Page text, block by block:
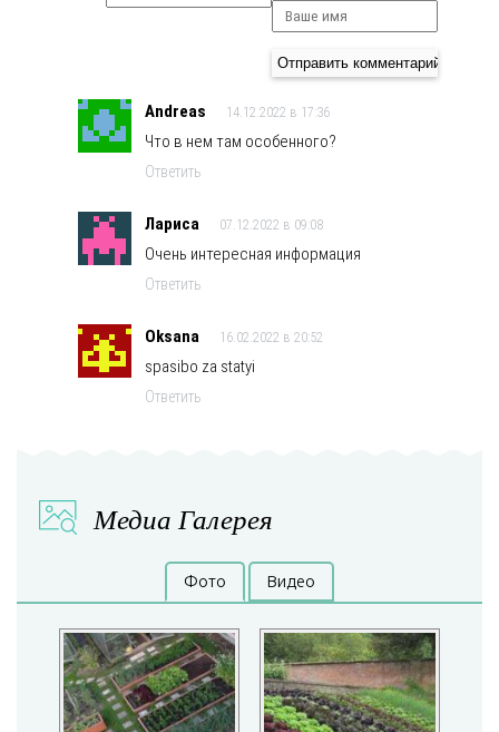
Andreas 14.12.2022 в 17:36
Что в нем там особенного?
Ответить
Лариса 07.12.2022 в 09:08
Очень интересная информация
Ответить
Oksana 16.02.2022 в 20:52
spasibo za statyi
Ответить
Медиа Галерея
Фото Видео